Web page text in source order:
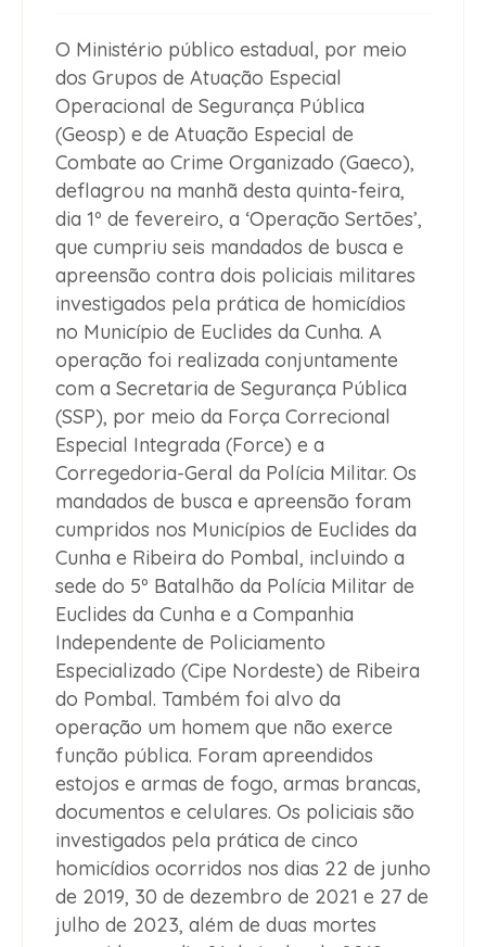
O Ministério público estadual, por meio
dos Grupos de Atuação Especial
Operacional de Segurança Pública
(Geosp) e de Atuação Especial de
Combate ao Crime Organizado (Gaeco),
deflagrou na manhã desta quinta-feira,
dia 1º de fevereiro, a ‘Operação Sertões’,
que cumpriu seis mandados de busca e
apreensão contra dois policiais militares
investigados pela prática de homicídios
no Município de Euclides da Cunha. A
operação foi realizada conjuntamente
com a Secretaria de Segurança Pública
(SSP), por meio da Força Correcional
Especial Integrada (Force) e a
Corregedoria-Geral da Polícia Militar. Os
mandados de busca e apreensão foram
cumpridos nos Municípios de Euclides da
Cunha e Ribeira do Pombal, incluindo a
sede do 5º Batalhão da Polícia Militar de
Euclides da Cunha e a Companhia
Independente de Policiamento
Especializado (Cipe Nordeste) de Ribeira
do Pombal. Também foi alvo da
operação um homem que não exerce
função pública. Foram apreendidos
estojos e armas de fogo, armas brancas,
documentos e celulares. Os policiais são
investigados pela prática de cinco
homicídios ocorridos nos dias 22 de junho
de 2019, 30 de dezembro de 2021 e 27 de
julho de 2023, além de duas mortes